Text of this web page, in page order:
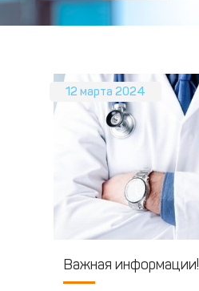
12 марта 2024
Важная информации!